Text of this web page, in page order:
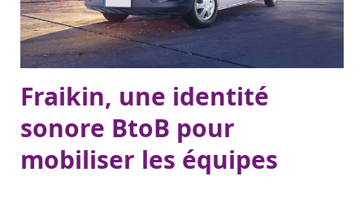
Fraikin, une identité
sonore BtoB pour
mobiliser les équipes